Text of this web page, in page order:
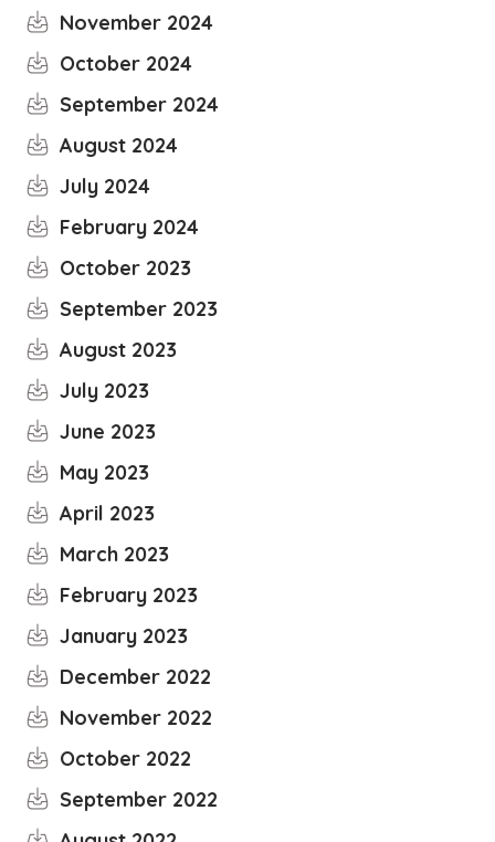
November 2024
October 2024
September 2024
August 2024
July 2024
February 2024
October 2023
September 2023
August 2023
July 2023
June 2023
May 2023
April 2023
March 2023
February 2023
January 2023
December 2022
November 2022
October 2022
September 2022